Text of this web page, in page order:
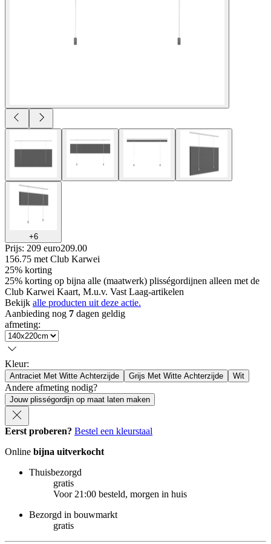
+6
Prijs: 209 euro209.00
156.75 met Club Karwei
25% korting
25% korting op bijna alle (maatwerk) plisségordijnen alleen met de
Club Karwei Kaart, M.u.v. Vast Laag-artikelen
Bekijk alle producten uit deze actie.
Aanbieding nog 7 dagen geldig
afmeting:
Kleur:
Antraciet Met Witte Achterzijde Grijs Met Witte Achterzijde Wit
Andere afmeting nodig?
Jouw plisségordijn op maat laten maken
Eerst proberen? Bestel een kleurstaal
Online bijna uitverkocht
Thuisbezorgd
gratis
Voor 21:00 besteld, morgen in huis
Bezorgd in bouwmarkt
gratis